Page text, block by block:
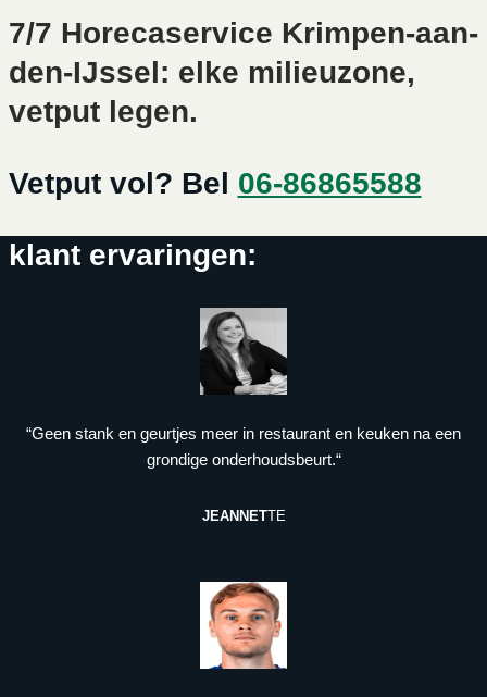
7/7 Horecaservice Krimpen-aan-
den-IJssel: elke milieuzone,
vetput legen.
Vetput vol? Bel 06-86865588
klant ervaringen:
“Geen stank en geurtjes meer in restaurant en keuken na een
grondige onderhoudsbeurt.“
JEANNETTE